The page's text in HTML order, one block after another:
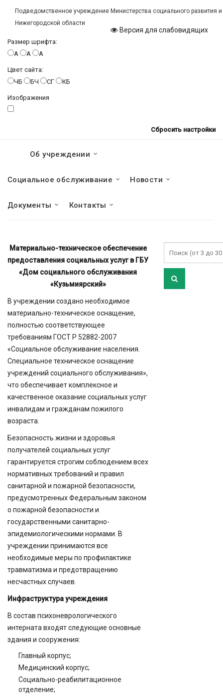
Подведомственное учреждение Министерства социального развития
Нижегородской области
Версия для слабовидящих
Размер шрифта:
A
A A
Цвет сайта:
ЧБ
БЧ СГ КБ
Изображения
Сбросить настройки
Об учреждении
Социальное обслуживание Новости
Документы Контакты
Материально-техническое обеспечение
предоставления социальных услуг в ГБУ
«Дом социального обслуживания
«Кузьмиярский»
В учреждении создано необходимое
материально-техническое оснащение,
полностью соответствующее
требованиям ГОСТ Р 52882-2007
«Социальное обслуживание населения.
Специальное техническое оснащение
учреждений социального обслуживания»,
что обеспечивает комплексное и
качественное оказание социальных услуг
инвалидам и гражданам пожилого
возраста.
Безопасность жизни и здоровья
получателей социальных услуг
гарантируется строгим соблюдением всех
нормативных требований и правил
санитарной и пожарной безопасности,
предусмотренных Федеральным законом
о пожарной безопасности и
государственными санитарно-
эпидемиологическими нормами. В
учреждении принимаются все
необходимые меры по профилактике
травматизма и предотвращению
несчастных случаев.
Инфраструктура учреждения
В состав психоневрологического
интерната входят следующие основные
здания и сооружения:
Главный корпус;
Медицинский корпус;
Социально-реабилитационное
отделение;